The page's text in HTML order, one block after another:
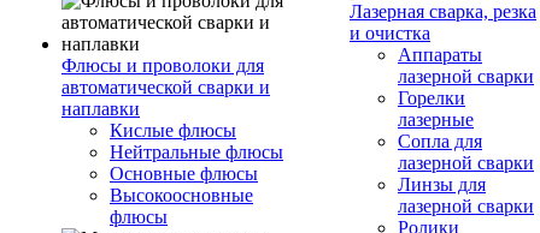
Флюсы и проволоки для
автоматической сварки и
наплавки
Кислые флюсы
Нейтральные флюсы
Основные флюсы
Высокоосновные
флюсы
Лазерная сварка, резка
и очистка
Аппараты
лазерной сварки
Горелки
лазерные
Сопла для
лазерной сварки
Линзы для
лазерной сварки
Ролики